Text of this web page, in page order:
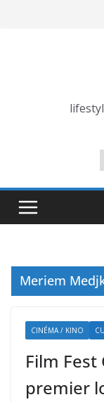
Meriem
CINÉMA / KINO
Film Fest
premier